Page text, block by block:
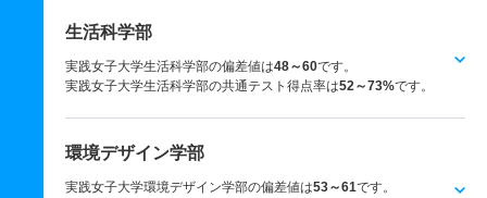
生活科学部
実践女子大学生活科学部の偏差値は48～60です。
実践女子大学生活科学部の共通テスト得点率は52～73%です。
環境デザイン学部
実践女子大学環境デザイン学部の偏差値は53～61です。